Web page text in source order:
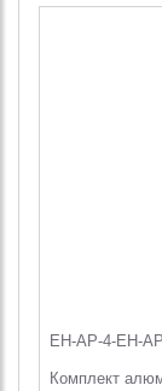
EH-AP-4-EH-
Комплект